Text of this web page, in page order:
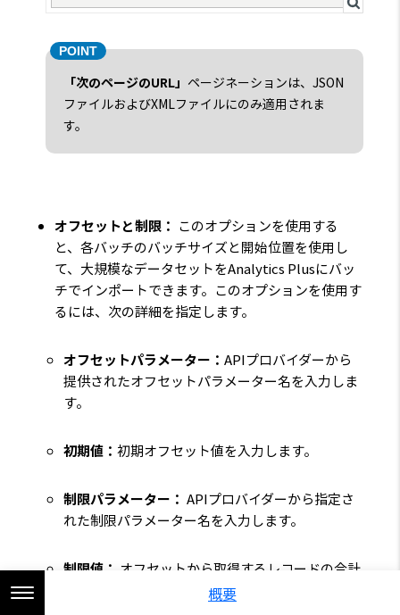
「次のページのURL」 ページネーションは、JSON
ファイルおよびXMLファイルにのみ適用されま
す。
オフセットと制限： このオプションを使用する
と、各バッチのバッチサイズと開始位置を使用し
て、大規模なデータセットをAnalytics Plusにバッ
チでインポートできます。このオプションを使用す
るには、次の詳細を指定します。
オフセットパラメーター：APIプロバイダーから
提供されたオフセットパラメーター名を入力しま
す。
初期値：初期オフセット値を入力します。
制限パラメーター：APIプロバイダーから指定さ
れた制限パラメーター名を入力します。
制限値： オフセットから取得するレコードの合計
ZOHO Corp.All Rights Reserved.
概要